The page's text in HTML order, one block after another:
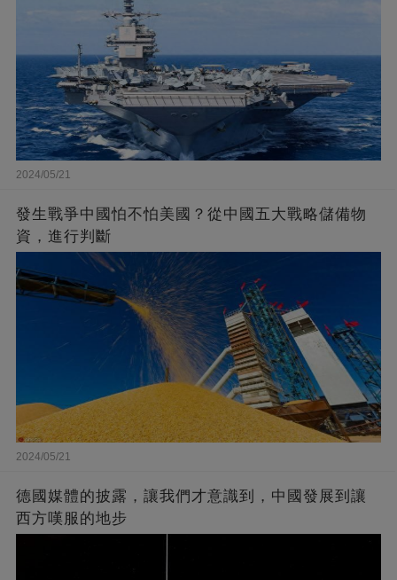
2024/05/21
發生戰爭中國怕不怕美國？從中國五大戰略儲備物
資，進行判斷
2024/05/21
德國媒體的披露，讓我們才意識到，中國發展到讓
西方嘆服的地步